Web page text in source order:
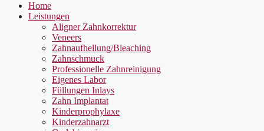
Home
Leistungen
Aligner Zahnkorrektur
Veneers
Zahnaufhellung/Bleaching
Zahnschmuck
Professionelle Zahnreinigung
Eigenes Labor
Füllungen Inlays
Zahn Implantat
Kinderprophylaxe
Kinderzahnarzt